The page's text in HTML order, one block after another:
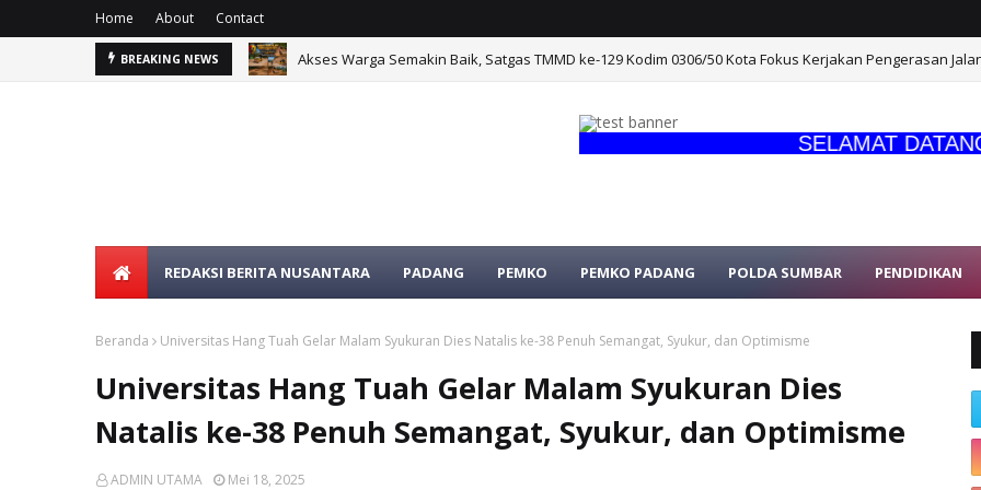
Home About Contact
BREAKING NEWS Akses Warga Semakin Baik, Satgas TMMD ke-129 Kodim 0306/50 Kota Fokus Kerjakan Pengerasan
SELAMAT DATANG DI
REDAKSI BERITA NUSANTARA PADANG PEMKO PEMKO PADANG POLDA SUMBAR PENDIDIKAN
Beranda Universitas Hang Tuah Gelar Malam Syukuran Dies Natalis ke-38 Penuh Semangat, Syukur, dan Optimisme
Universitas Hang Tuah Gelar Malam Syukuran Dies
Natalis ke-38 Penuh Semangat, Syukur, dan Optimisme
ADMIN UTAMA Mei 18, 2025